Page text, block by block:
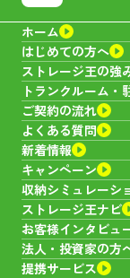
ホーム
はじめての方へ
ストレージ王の強
トランクルーム・
ご契約の流れ
よくある質問
新着情報
キャンペーン
収納シミュレーシ
ストレージ王ナビ
お客様インタビュ
法人・投資家の方
提携サービス